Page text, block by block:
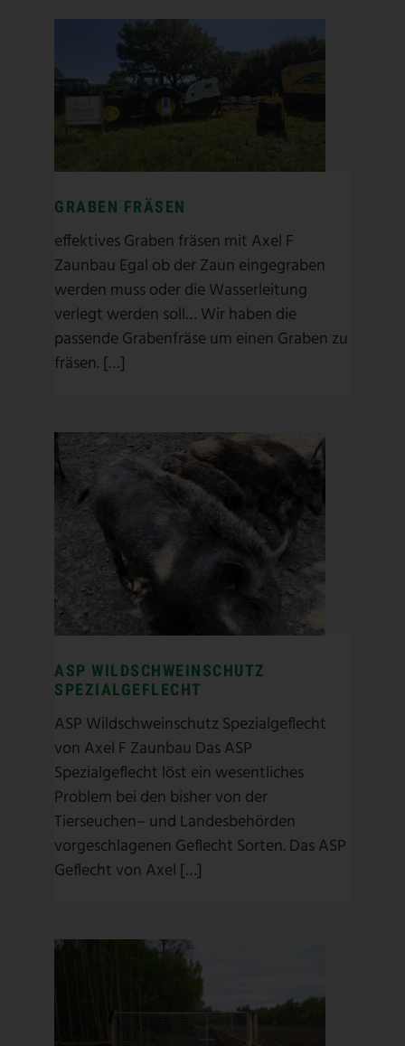
GRABEN FRÄSEN
Grabenfräse Kabelgraben
lasergesteuert Dränage fräsen
lasergesteuert Graben fräsen
eingraben / Zaunbau
GRABEN FRÄSEN
effektives Graben fräsen mit Axel F
Zaunbau Egal ob der Zaun eingegraben
werden muss oder die Wasserleitung
verlegt werden soll… Wir haben die
passende Grabenfräse um einen Graben zu
fräsen. […]
ASP WILDSCHWEINSCHUTZ
SPEZIALGEFLECHT
ASP Zaunbau
ASP-Produkte
/
Geflechtzaun
High Tensile
Stahl
/
ASP WILDSCHWEINSCHUTZ
SPEZIALGEFLECHT
ASP Wildschweinschutz Spezialgeflecht
von Axel F Zaunbau Das ASP
Spezialgeflecht löst ein wesentliches
Problem bei den bisher von der
Tierseuchen– und Landesbehörden
vorgeschlagenen Geflecht Sorten. Das ASP
Geflecht von Axel […]
GITTERTORANLAGE MIT